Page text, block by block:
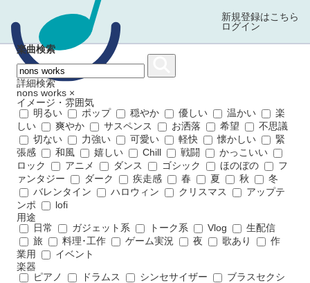
新規登録はこちら
ログイン
楽曲検索
詳細検索
nons works ×
イメージ・雰囲気
明るい
ポップ 穏やか 優しい 温かい
楽
しい
爽やか サスペンス お洒落 希望
不思議
切ない
力強い 可愛い 軽快 懐かしい
緊
張感
和風 嬉しい Chill 戦闘
かっこいい
ロック
アニメ ダンス ゴシック ほのぼの
フ
ァンタジー
ダーク 疾走感 春 夏 秋
冬
バレンタイン
ハロウィン クリスマス
アップテ
ンポ
lofi
用途
日常
ガジェット系 トーク系 Vlog
生配信
旅
料理･工作 ゲーム実況 夜 歌あり
作
業用
イベント
楽器
ピアノ
ドラムス シンセサイザー
ブラスセクシ